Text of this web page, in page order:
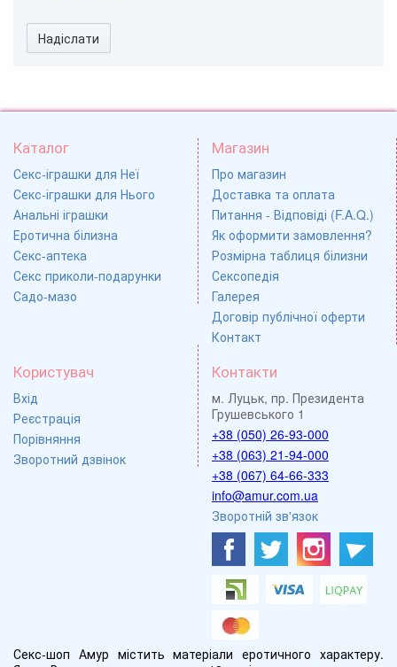
Надіслати
Каталог
Секс-іграшки для Неї
Секс-іграшки для Нього
Анальні іграшки
Еротична білизна
Секс-аптека
Секс приколи-подарунки
Садо-мазо
Магазин
Про магазин
Доставка та оплата
Питання - Відповіді (F.A.Q.)
Як оформити замовлення?
Розмірна таблиця білизни
Сексопедія
Галерея
Договір публічної оферти
Контакт
Користувач
Вхід
Реєстрація
Порівняння
Зворотний дзвінок
Контакти
м. Луцьк, пр. Президента
Грушевського 1
+38 (050) 26-93-000
+38 (063) 21-94-000
+38 (067) 64-66-333
info@amur.com.ua
Зворотній зв'язок
Секс-шоп Амур містить матеріали еротичного характеру.